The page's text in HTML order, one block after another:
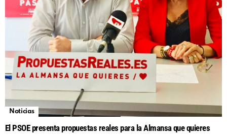
Noticias
El PSOE presenta propuestas reales para la Almansa que quieres